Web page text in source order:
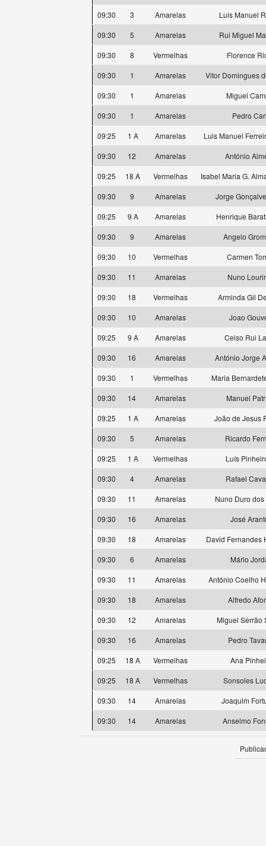
09:30
3 Amarelas
Luis Manuel
09:30
5 Amarelas
Rui Miguel
09:30
8 Vermelhas
Florence
09:30
1 Amarelas
Vitor Domingues
09:30
1 Amarelas
Miguel
09:30
1 Amarelas
Pedro
09:25
1 A Amarelas
Luis Manuel
09:30
12 Amarelas
António
09:25
18 A Vermelhas
Isabel Maria G.
09:30
9 Amarelas
Jorge
09:25
9 A Amarelas
Henrique
09:30
9 Amarelas
Angelo
09:30
10 Vermelhas
Carmen
09:30
11 Amarelas
Nuno
09:30
18 Vermelhas
Arminda Gil
09:30
10 Amarelas
Joao
09:25
9 A Amarelas
Celso Rui
09:30
16 Amarelas
António Jorge
09:30
1 Vermelhas
Maria
09:30
14 Amarelas
Manuel
09:25
1 A Amarelas
João de Jesus
09:30
5 Amarelas
Ricardo
09:25
1 A Vermelhas
Luís
09:30
4 Amarelas
Rafael
09:30
11 Amarelas
Nuno Duro dos
09:30
16 Amarelas
José
09:30
18 Amarelas
David Fernandes
09:30
6 Amarelas
Mário
09:30
11 Amarelas
António Coelho
09:30
18 Amarelas
Alfredo
09:30
12 Amarelas
Miguel Serrão
09:30
16 Amarelas
Pedro
09:25
18 A Vermelhas
Ana
09:25
18 A Vermelhas
Sonsoles
09:30
14 Amarelas
Joaquim
09:30
14 Amarelas Anselmo